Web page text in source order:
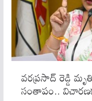
వరప్రసాద్ రెడ్డి
సంతాపం..